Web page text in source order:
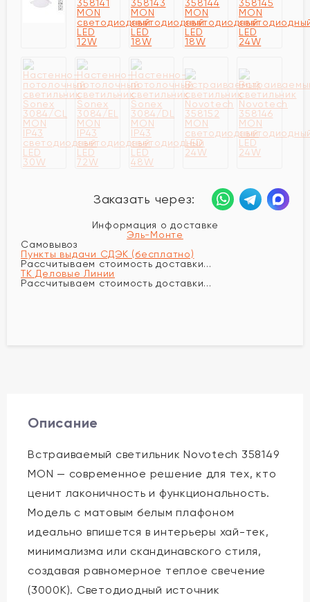
Заказать через:
Информация о доставке
Эль-Монте
Самовывоз
Пункты выдачи СДЭК (бесплатно)
Рассчитываем стоимость доставки...
ТК Деловые Линии
Рассчитываем стоимость доставки...
Описание
Встраиваемый светильник Novotech 358149
MON — современное решение для тех, кто
ценит лаконичность и функциональность.
Модель с матовым белым плафоном
идеально впишется в интерьеры хай-тек,
минимализма или скандинавского стиля,
создавая равномерное теплое свечение
(3000K). Светодиодный источник